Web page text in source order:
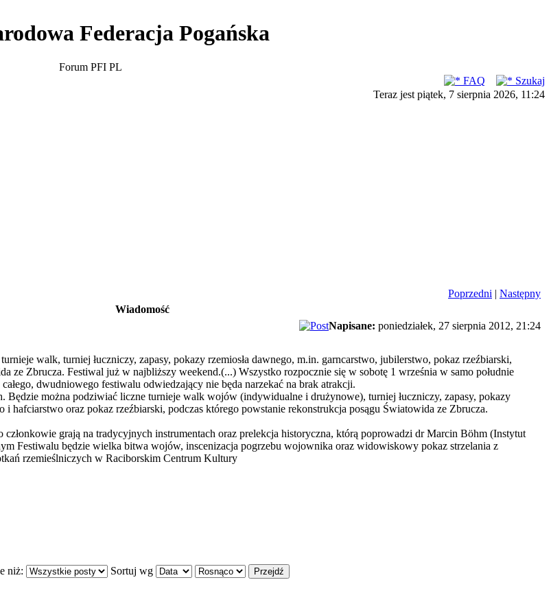
Federacja Pogańska
Forum PFI PL
FAQ
Szukaj
Teraz jest piątek, 7 sierpnia 2026, 11:24
Poprzedni | Następny
Wiadomość
Napisane: poniedziałek, 27 sierpnia 2012, 21:24
walk, turniej łuczniczy, zapasy, pokazy rzemiosła dawnego, m.in. garncarstwo, jubilerstwo, pokaz rzeźbiarski,
ze Zbrucza. Festiwal już w najbliższy weekend.(...) Wszystko rozpocznie się w sobotę 1 września w samo południe
dwudniowego festiwalu odwiedzający nie będa narzekać na brak atrakcji.
można podziwiać liczne turnieje walk wojów (indywidualne i drużynowe), turniej łuczniczy, zapasy, pokazy
hafciarstwo oraz pokaz rzeźbiarski, podczas którego powstanie rekonstrukcja posągu Światowida ze Zbrucza.
członkowie grają na tradycyjnych instrumentach oraz prelekcja historyczna, którą poprowadzi dr Marcin Böhm (Instytut
Festiwalu będzie wielka bitwa wojów, inscenizacja pogrzebu wojownika oraz widowiskowy pokaz strzelania z
rzemieślniczych w Raciborskim Centrum Kultury
niż:
Sortuj wg